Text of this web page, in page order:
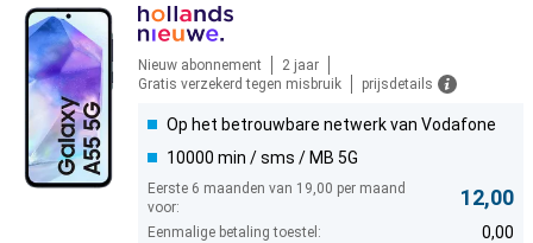
Nieuw abonnement
2 jaar
Gratis verzekerd tegen misbruik
prijsdetails
Op het betrouwbare netwerk van Vodafone
10000 min / sms / MB 5G
Eerste 6 maanden van 19,00 per maand
voor:
12,00
Eenmalige betaling toestel: 0,00